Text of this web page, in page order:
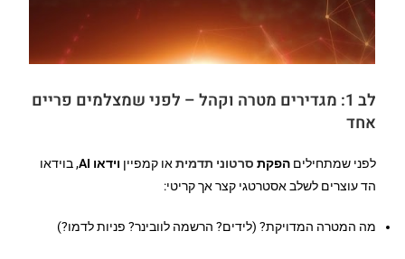
לב 1: מגדירים מטרה וקהל – לפני שמצלמים פריים
אחד
לפני שמתחיליםהפקת סרטוני תדמיתאו קמפיין וידאו AI
, בוידאו
הד עוצרים לשלב אסטרטגי קצר אך קריטי:
מה המטרה המדויקת? (לידים? הרשמה לוובינר? פניות לדמו?)